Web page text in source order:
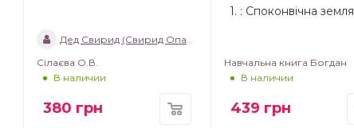
Дед Свирид (Свирид Опанасович)
Сілаєва О.В.
В наличии
380 грн
1. : Споконвічна земля
Навчальна книга Богдан
В наличии
439 грн